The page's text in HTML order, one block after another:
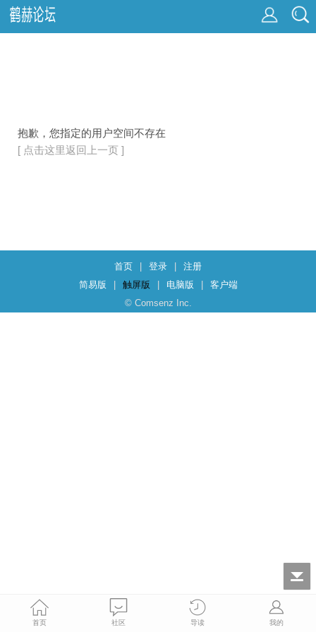
抱歉，您指定的用户空间不存在
[ 点击这里返回上一页 ]
首页 登录
注册
简易版
触屏版 电脑版
客户端
© Comsenz Inc.
首页 社区 导读 我的